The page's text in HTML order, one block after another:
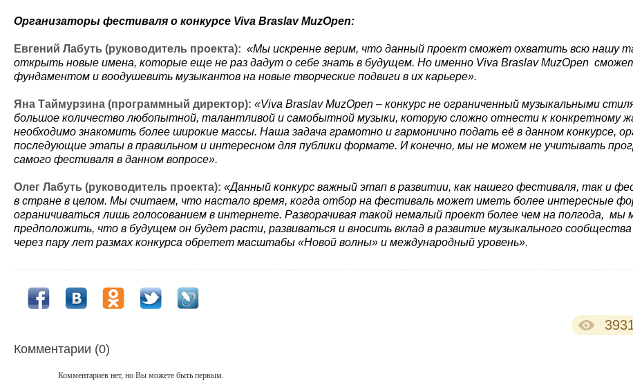
Организаторы фестиваля о конкурсе Viva Braslav MuzOpen:
Евгений Лабуть (руководитель проекта): «Мы искренне верим, что данный проект сможет охватить всю нашу
открыть новые имена, которые еще не раз дадут о себе знать в будущем. Но именно Viva Braslav MuzOpen
фундаментом и воодушевить музыкантов на новые творческие подвиги в их карьере».
Яна Таймурзина (программный директор): «Viva Braslav MuzOpen – конкурс не ограниченный музыкальными
большое количество любопытной, талантливой и самобытной музыки, которую сложно отнести к конкретному
необходимо знакомить более широкие массы. Наша задача грамотно и гармонично подать её в данном конкурсе,
последующие этапы в правильном и интересном для публики формате. И конечно, мы не можем не учитывать
самого фестиваля в данном вопросе».
Олег Лабуть (руководитель проекта): «Данный конкурс важный этап в развитии, как нашего фестиваля, так и
в стране в целом. Мы считаем, что настало время, когда отбор на фестиваль может иметь более интересные
ограничиваться лишь голосованием в интернете. Разворачивая такой немалый проект более чем на полгода, мы
предположить, что в будущем он будет расти, развиваться и вносить вклад в развитие музыкального
через пару лет размах конкурса обретет масштабы «Новой волны» и международный уровень».
Комментарии (0)
Комментариев нет, но Вы можете быть первым.